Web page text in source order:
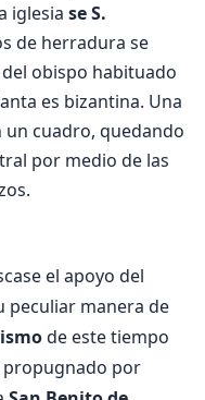
iglesia se S.
de herradura se
obispo habituado
es bizantina. Una
cuadro, quedando
por medio de las
el apoyo del
peculiar manera de
de este tiempo
por